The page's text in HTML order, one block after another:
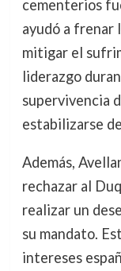
cementerios
ayudó a frenar
mitigar el
liderazgo
supervivencia
estabilizarse
Además,
rechazar al
realizar un
su mandato.
intereses